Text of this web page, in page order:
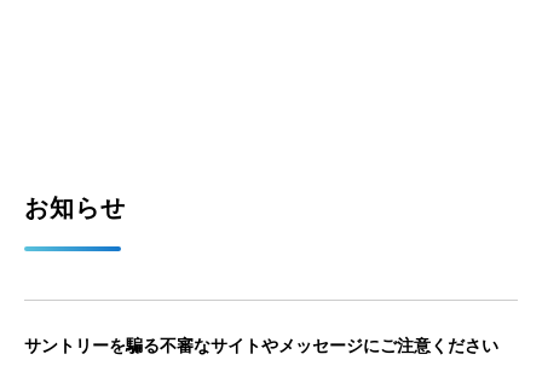
お知らせ
サントリーを騙る不審なサイトやメッセージにご注意ください